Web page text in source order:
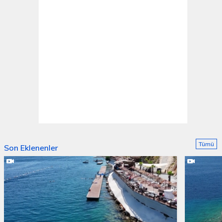
Son Eklenenler Tümü